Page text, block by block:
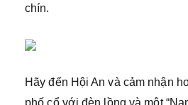
chín.
Hãy đến Hội An và cảm nhận
phố cổ với đèn lồng và một